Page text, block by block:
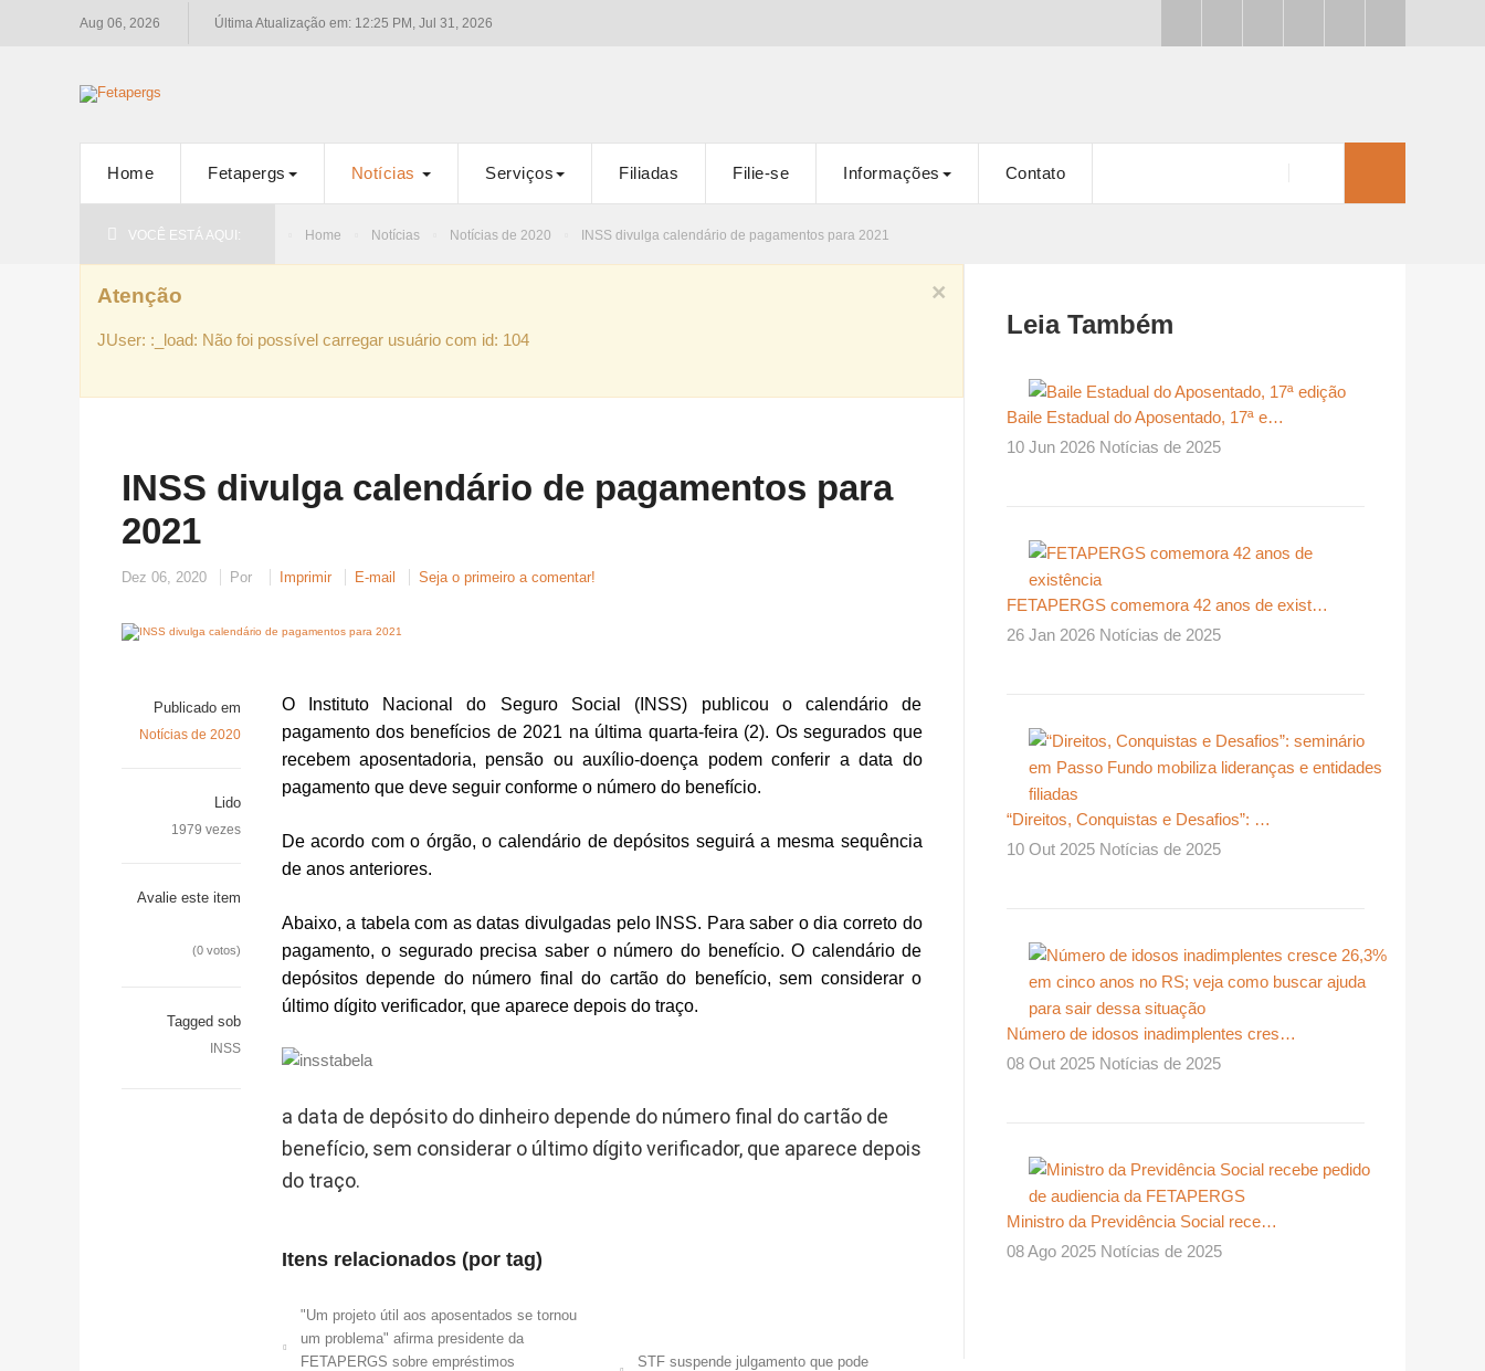
Aug 06, 2026 Última Atualização em: 12:25 PM, Jul 31, 2026
Home Fetapergs Notícias Serviços Filiadas Filie-se Informações Contato
VOCÊ ESTÁ AQUI: Home Notícias Notícias de 2020 INSS divulga calendário de pagamentos para 2021
×
Atenção
JUser: :_load: Não foi possível carregar usuário com id: 104
INSS divulga calendário de pagamentos para
2021
Dez 06, 2020 Por Imprimir E-mail Seja o primeiro a comentar!
Publicado em
Notícias de 2020
Lido
1979 vezes
Avalie este item
(0 votos)
Tagged sob
INSS
O Instituto Nacional do Seguro Social (INSS) publicou o calendário de
pagamento dos benefícios de 2021 na última quarta-feira (2). Os segurados que
recebem aposentadoria, pensão ou auxílio-doença podem conferir a data do
pagamento que deve seguir conforme o número do benefício.
De acordo com o órgão, o calendário de depósitos seguirá a mesma sequência
de anos anteriores.
Abaixo, a tabela com as datas divulgadas pelo INSS. Para saber o dia correto do
pagamento, o segurado precisa saber o número do benefício. O calendário de
depósitos depende do número final do cartão do benefício, sem considerar o
último dígito verificador, que aparece depois do traço.
a data de depósito do dinheiro depende do número final do cartão de
benefício, sem considerar o último dígito verificador, que aparece depois
do traço.
Itens relacionados (por tag)
"Um projeto útil aos aposentados se tornou
um problema" afirma presidente da
FETAPERGS sobre empréstimos
STF suspende julgamento que pode
Leia Também
Baile Estadual do Aposentado, 17ª e…
10 Jun 2026 Notícias de 2025
FETAPERGS comemora 42 anos de exist…
26 Jan 2026 Notícias de 2025
“Direitos, Conquistas e Desafios”: …
10 Out 2025 Notícias de 2025
Número de idosos inadimplentes cres…
08 Out 2025 Notícias de 2025
Ministro da Previdência Social rece…
08 Ago 2025 Notícias de 2025